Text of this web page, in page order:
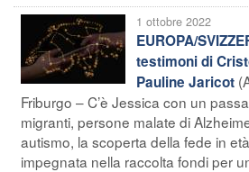
1 ottobre 2022
EUROPA/
testimoni di
Pauline Jaricot
Friburgo – C’è Jessica con un
migranti, persone malate di
autismo, la scoperta della fede in
impegnata nella raccolta fondi per